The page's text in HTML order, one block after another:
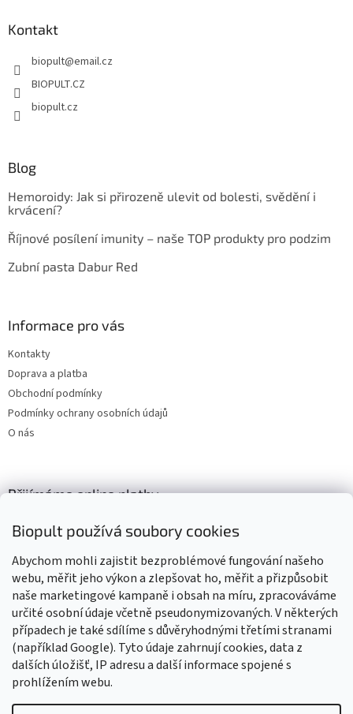
Biopult používá soubory cookies
Abychom mohli zajistit bezproblémové fungování našeho
webu, měřit jeho výkon a zlepšovat ho, měřit a přizpůsobit
naše marketingové kampaně i obsah na míru, zpracováváme
určité osobní údaje včetně pseudonymizovaných. V některých
případech je také sdílíme s důvěryhodnými třetími stranami
(například Google). Tyto údaje zahrnují cookies, data z
dalších úložišť, IP adresu a další informace spojené s
prohlížením webu.
Kontakt
biopult@email.cz
BIOPULT.CZ
biopult.cz
Blog
Hemoroidy: Jak si přirozeně ulevit od bolesti, svědění i
krvácení?
Říjnové posílení imunity – naše TOP produkty pro podzim
Zubní pasta Dabur Red
Informace pro vás
Kontakty
Doprava a platba
Obchodní podmínky
Podmínky ochrany osobních údajů
O nás
Přijímáme online platby
Výrobky označené BIO jsou certifikované kontrolní organizací CZ-
BIO-003